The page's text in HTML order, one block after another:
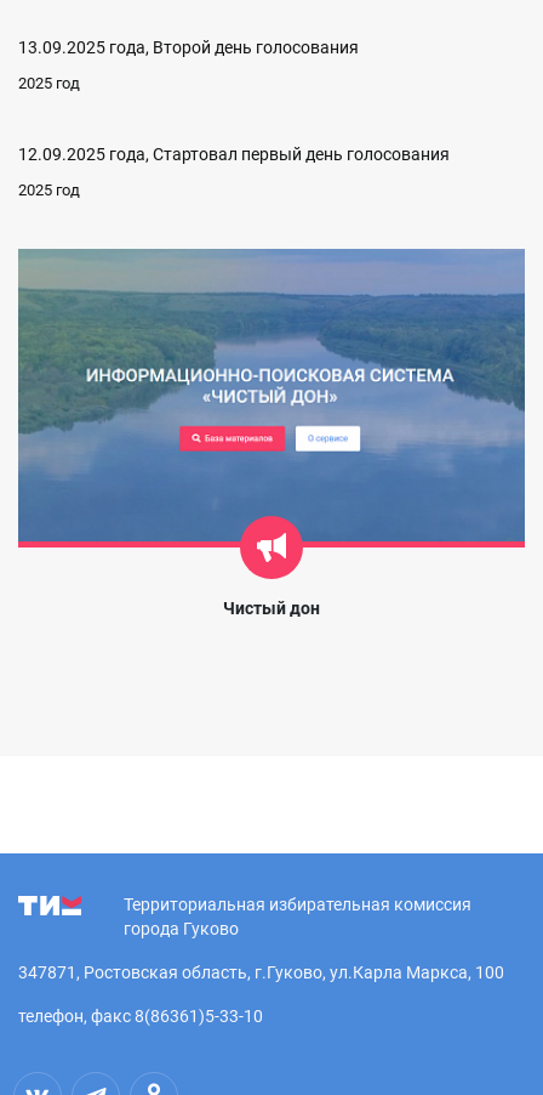
13.09.2025 года, Второй день голосования
2025 год
12.09.2025 года, Стартовал первый день голосования
2025 год
Чистый дон
Территориальная избирательная комиссия
города Гуково
347871, Ростовская область, г.Гуково, ул.Карла Маркса, 100
телефон, факс 8(86361)5-33-10